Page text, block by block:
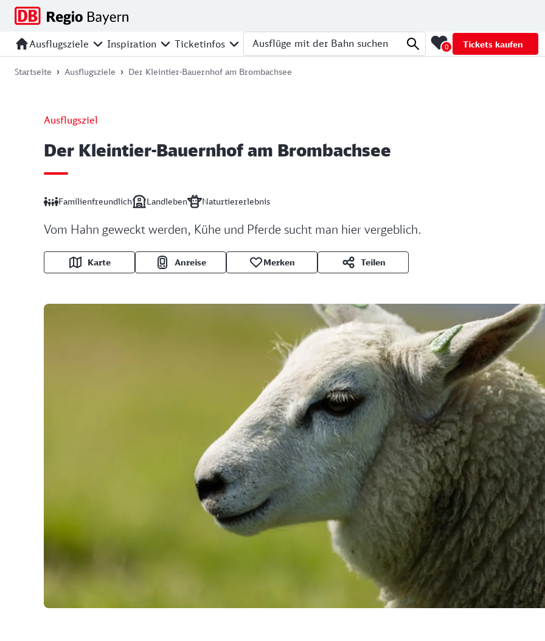
Zur
springen
Zur
springen
Zum
springen
Zum
springen
Ausflugsziele Inspiration Ticketinfos
Ausflüge mit der Bahn suchen 0 Tickets kaufen
Startseite Ausflugsziele Der Kleintier-Bauernhof am Brombachsee
Ausflugsziel
Der Kleintier-Bauernhof am Brombachsee
Familienfreundlich Landleben Naturtiererlebnis
Vom Hahn geweckt werden, Kühe und Pferde sucht man hier vergeblich.
Karte Anreise Merken Teilen